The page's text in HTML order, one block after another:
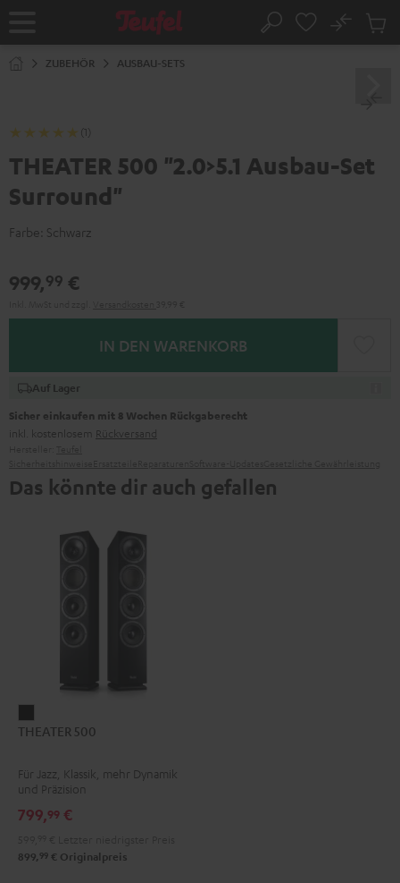
Startseite Suche
No
ZUBEHÖR AUSBAU-SETS
(1)
THEATER 500 "2.0>5.1 Ausbau-Set
Surround"
Farbe: Schwarz
999,99 €
IN DEN WARENKORB
Auf Lager
Sicher einkaufen mit 8 Wochen Rückgaberecht
inkl. kostenlosem Rückversand
Das könnte dir auch gefallen
500
THEATER 500
Für Jazz, Klassik, mehr Dynamik
und Präzision
799,99 €
899, 99 € Originalpreis